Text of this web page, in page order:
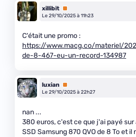
xillibit Premium
Le 29/10/2025 à 11h23
C'était une promo :
https://www.macg.co/materiel/
de-8-467-eu-un-record-134987
luxian
Premium
Le 29/10/2025 à 22h27
nan ...
380 euros, c'est ce que j'ai payé sur
SSD Samsung 870 QVO de 8 To et